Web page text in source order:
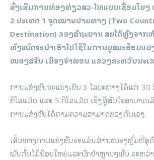
ສົ່ງເສີມການທ່ອງທ່ຽວລາວ-ໄທແບບເຊື່ອມໂຍ
2 ປະເທດ 1 ຈຸດໝາຍປາຍທາງ (Two
Destination) ຂອງລັດຖະບານ ລາຍໄດ້ຫຼັງຈາກ
ທັງໝົດຈະນຳເອົາໄປໃຊ້ໃນການບູລະນະສ້ອມແປ
ໜອງລຳຈັນ ເມືອງຈຳພອນ ແຂວງສະຫວັນນະເ
ການແຂ່ງຂັນຈະແບ່ງເປັນ 3 ໄລຍະທາງໄດ້ແກ່: 30
ກິໂລແມັດ ແລະ 5 ກິໂລແມັດ ເຊິ່ງຜູ້ສົນໃຈສາມາດເ
ການແຂ່ງຂັນໄດ້ຕາມຄວາມສາມາດຂອງຕົນເອງ.
ເສັ້ນທາງການແຂ່ງຂັນຈະແລ່ນຜ່ານໜອງຫຼົ່ມທີ່ອຸ
ພັນຕົ້ນໄມ້ນ້ອຍໃຫຍ່ແລະນົກປ່າຫຼາຍໆພັນ ລະຫວ່